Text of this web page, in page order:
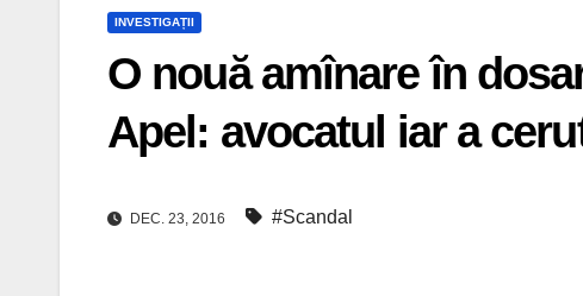
INVESTIGAȚII
O nouă amînare în
Apel: avocatul iar a
DEC. 23, 2016 #Scandal